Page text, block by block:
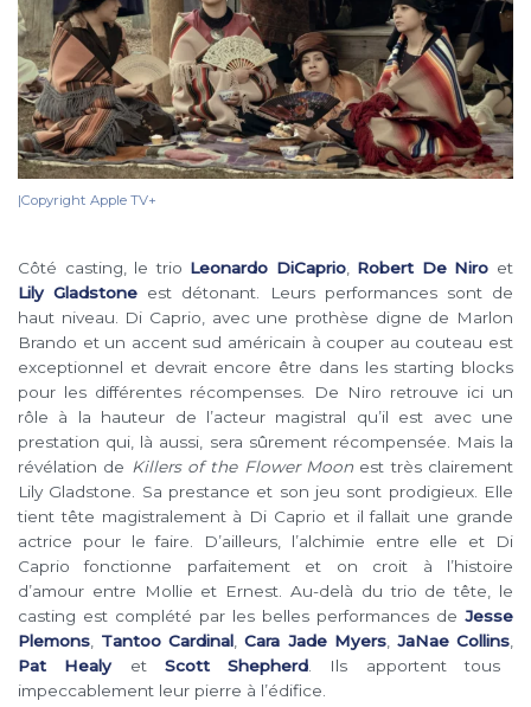
|Copyright Apple TV+
Côté casting, le trio Leonardo DiCaprio, Robert De Niro et
Lily Gladstone est détonant. Leurs performances sont de
haut niveau. Di Caprio, avec une prothèse digne de Marlon
Brando et un accent sud américain à couper au couteau est
exceptionnel et devrait encore être dans les starting blocks
pour les différentes récompenses. De Niro retrouve ici un
rôle à la hauteur de l’acteur magistral qu’il est avec une
prestation qui, là aussi, sera sûrement récompensée. Mais la
révélation de Killers of the Flower Moon est très clairement
Lily Gladstone. Sa prestance et son jeu sont prodigieux. Elle
tient tête magistralement à Di Caprio et il fallait une grande
actrice pour le faire. D’ailleurs, l’alchimie entre elle et Di
Caprio fonctionne parfaitement et on croit à l’histoire
d’amour entre Mollie et Ernest. Au-delà du trio de tête, le
casting est complété par les belles performances de Jesse
Plemons
Tantoo Cardinal Cara Jade Myers, JaNae Collins
Pat Healy etScott Shepherd . Ils apportent tous
impeccablement leur pierre à l’édifice.